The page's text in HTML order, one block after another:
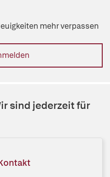
mehr verpassen
sind jederzeit für